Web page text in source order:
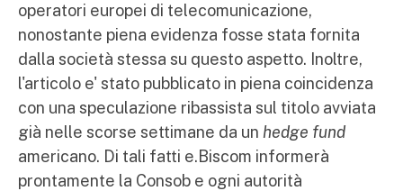
operatori europei di telecomunicazione,
nonostante piena evidenza fosse stata fornita
dalla società stessa su questo aspetto. Inoltre,
l'articolo e' stato pubblicato in piena coincidenza
con una speculazione ribassista sul titolo avviata
già nelle scorse settimane da un hedge fund
americano. Di tali fatti e.Biscom informerà
prontamente la Consob e ogni autorità